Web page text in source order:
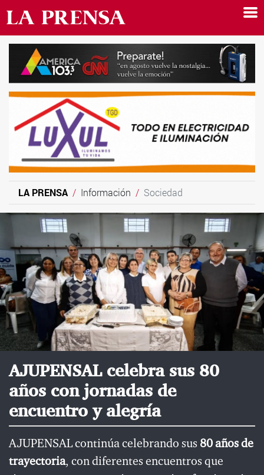
LA PRENSA Información Sociedad
AJUPENSAL celebra sus 80
años con jornadas de
encuentro y alegría
AJUPENSAL continúa celebrando sus 80 años de
trayectoria, con diferentes encuentros que